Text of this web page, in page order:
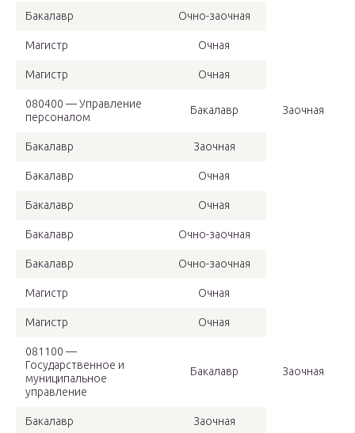
Бакалавр Очно-заочная
Магистр Очная
Магистр Очная
080400 — Управление
персоналом
Бакалавр Заочная
Бакалавр Заочная
Бакалавр Очная
Бакалавр Очная
Бакалавр Очно-заочная
Бакалавр Очно-заочная
Магистр Очная
Магистр Очная
081100 —
Государственное и
муниципальное
управление
Бакалавр Заочная
Бакалавр Заочная